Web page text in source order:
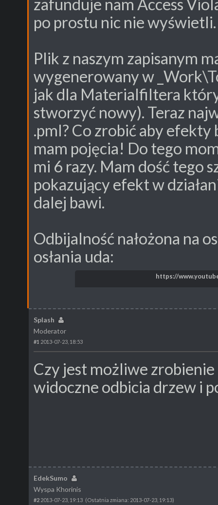
zafunduje nam Access
po prostu nic nie wyświetli.
Plik z naszym zapisanym
wygenerowany w
jak dla Materialfiltera
stworzyć nowy). Teraz
.pml? Co zrobić aby efekty
mam pojęcia! Do tego
mi 6 razy. Mam dość tego
pokazujący efekt w
dalej bawi.
Odbijalność nałożona na
osłania uda:
https://
Splash
Moderator
#1 2013-07-23, 18:53
Czy jest możliwe
widoczne odbicia drzew i
EdekSumo
Wyspa Khorinis
#2 2013-07-23, 19:13 (Ostatnia zmiana: 2013-07-23, 19:13)